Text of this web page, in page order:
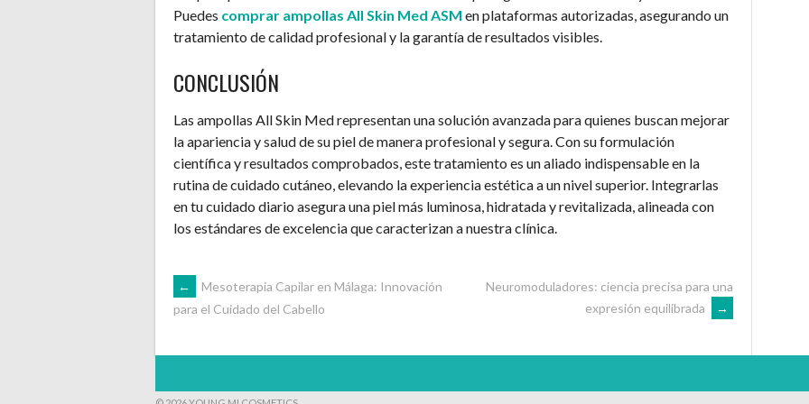
Puedes comprar ampollas All Skin Med ASM en plataformas autorizadas, asegurando un
tratamiento de calidad profesional y la garantía de resultados visibles.
CONCLUSIÓN
Las ampollas All Skin Med representan una solución avanzada para quienes buscan mejorar
la apariencia y salud de su piel de manera profesional y segura. Con su formulación
científica y resultados comprobados, este tratamiento es un aliado indispensable en la
rutina de cuidado cutáneo, elevando la experiencia estética a un nivel superior. Integrarlas
en tu cuidado diario asegura una piel más luminosa, hidratada y revitalizada, alineada con
los estándares de excelencia que caracterizan a nuestra clínica.
NAVEGACIÓN
DE
←
Mesoterapia Capilar en Málaga: Innovación
para el Cuidado del Cabello
Neuromoduladores: ciencia precisa para una
expresión equilibrada
→